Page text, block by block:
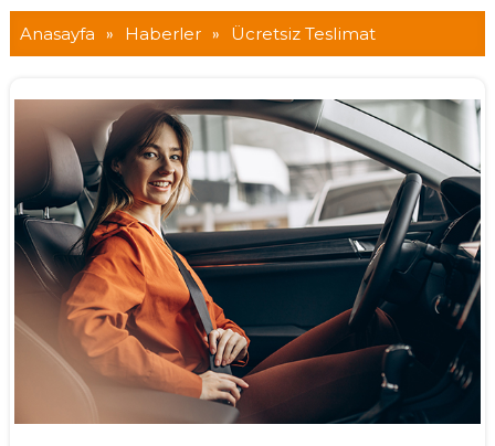
Anasayfa » Haberler » Ücretsiz Teslimat